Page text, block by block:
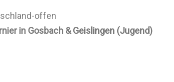
offen
in Gosbach & Geislingen (Jugend)